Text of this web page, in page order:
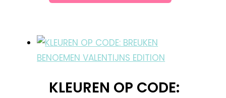
KLEUREN OP CODE: